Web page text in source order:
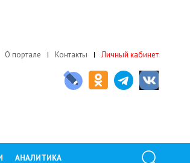
О портале Контакты Личный кабинет
АНАЛИТИКА